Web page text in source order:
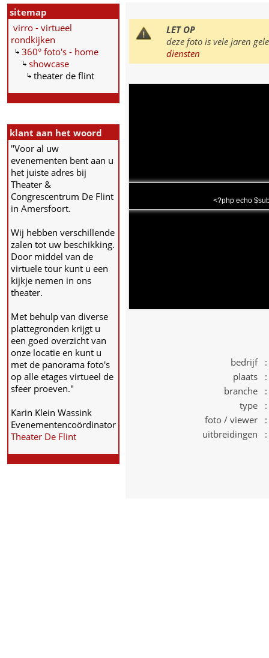
sitemap
virro - virtueel
rondkijken
360° foto's - home
showcase
theater de flint
klant aan het woord
"Voor al uw
evenementen bent aan u
het juiste adres bij
Theater &
Congrescentrum De Flint
in Amersfoort.
Wij hebben verschillende
zalen tot uw beschikking.
Door middel van de
virtuele tour kunt u een
kijkje nemen in ons
theater.
Met behulp van diverse
plattegronden krijgt u
een goed overzicht van
onze locatie en kunt u
met de panorama foto's
op alle etages virtueel de
sfeer proeven."
Karin Klein Wassink
Evenementencoördinator
Theater De Flint
LET OP
deze foto is vele jaren
diensten
<?php echo
bedrijf :
plaats :
branche :
type :
foto / viewer :
uitbreidingen :